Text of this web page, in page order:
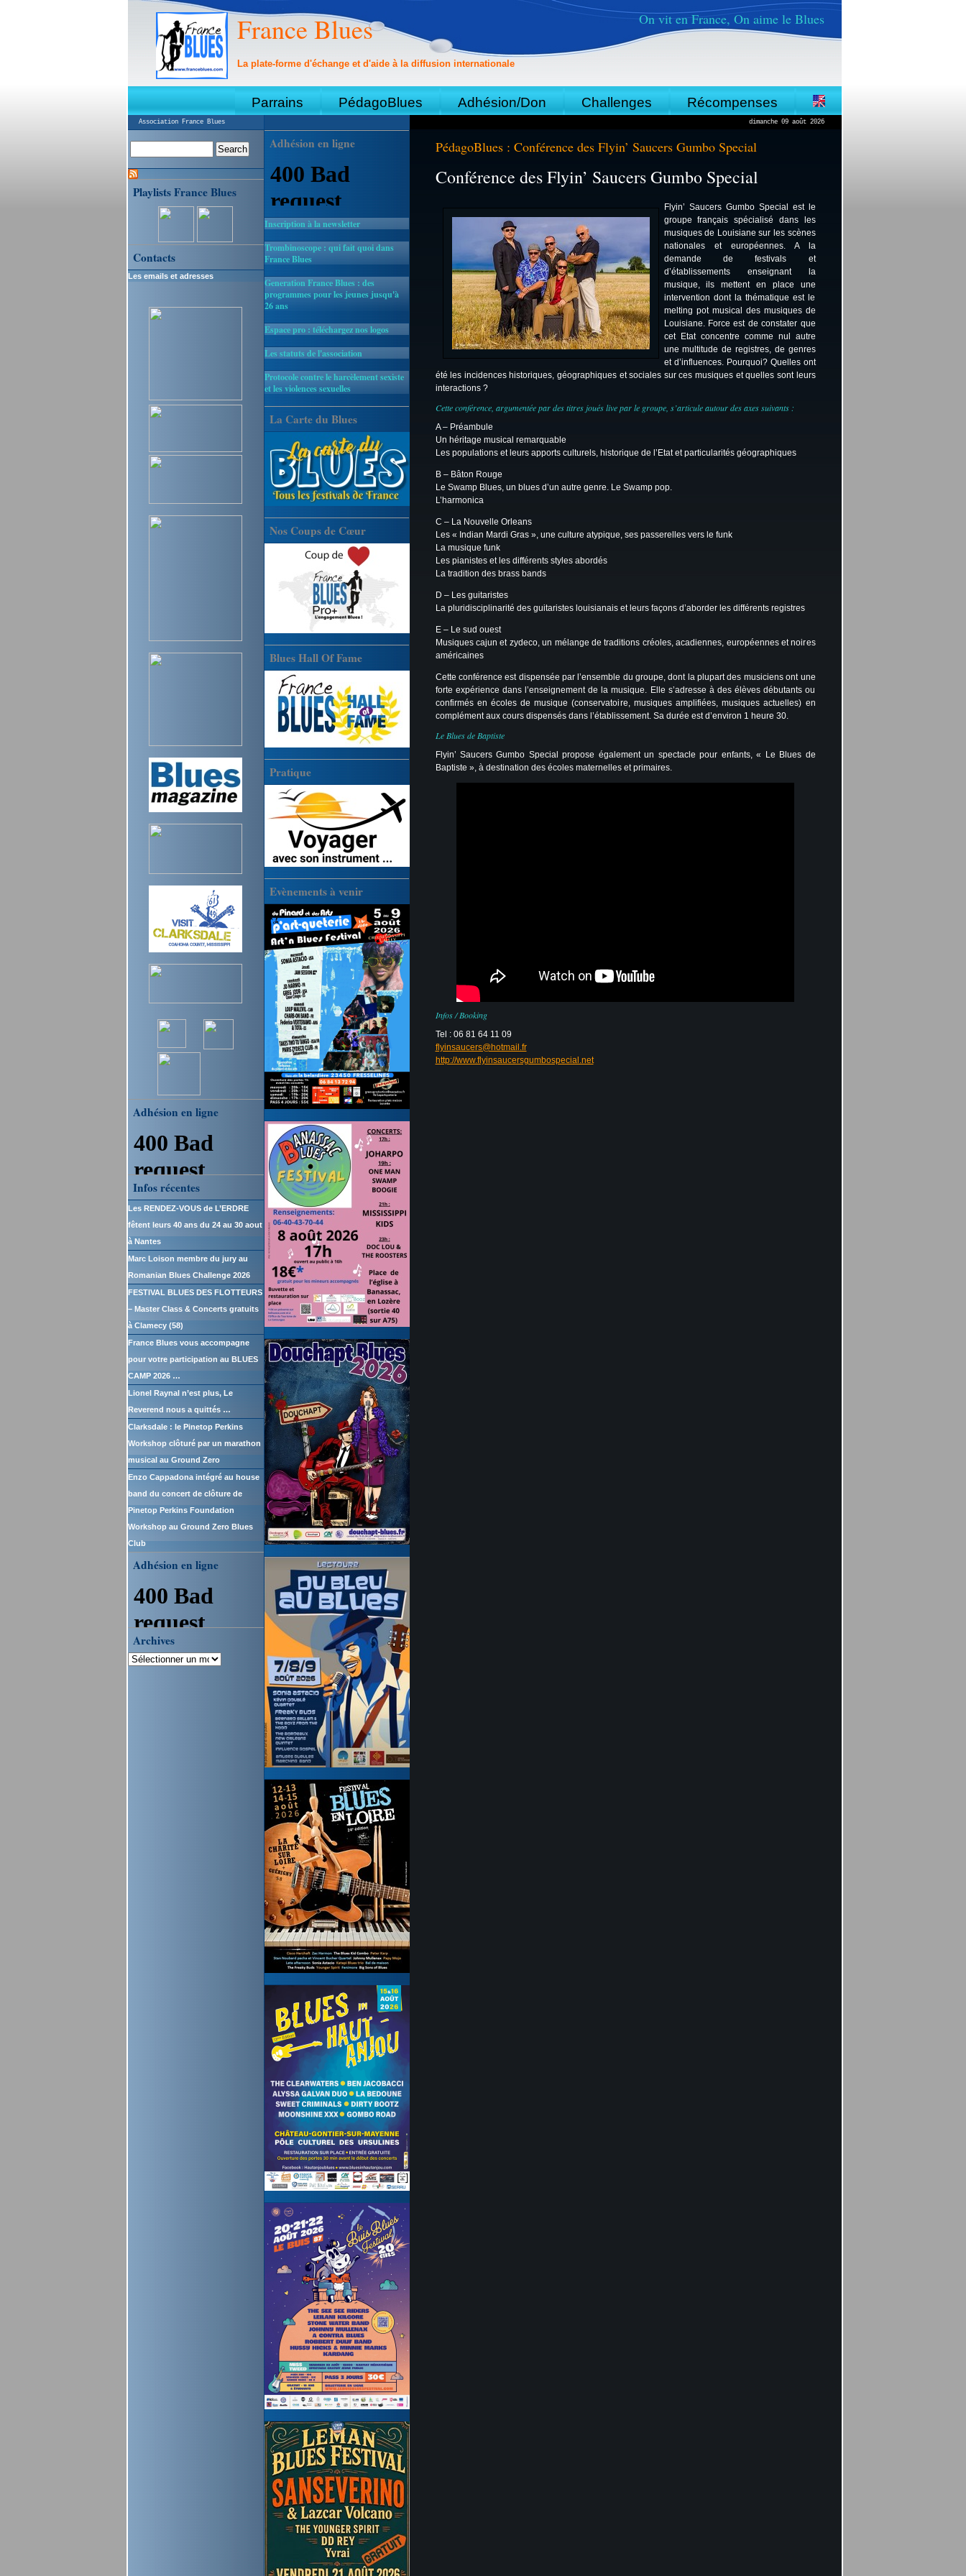
France Blues
La plate-forme d'échange et d'aide à la diffusion internationale
On vit en France, On aime le Blues
Parrains PédagoBlues Adhésion/Don Challenges Récompenses
Association France Blues dimanche 09 août 2026
PédagoBlues : Conférence des Flyin’ Saucers Gumbo Special
Conférence des Flyin’ Saucers Gumbo Special
Flyin’ Saucers Gumbo Special est le
groupe français spécialisé dans les
musiques de Louisiane sur les scènes
nationales et européennes. A la
demande de festivals et
d’établissements enseignant la
musique, ils mettent en place une
intervention dont la thématique est le
melting pot musical des musiques de
Louisiane. Force est de constater que
cet Etat concentre comme nul autre
une multitude de registres, de genres
et d’influences. Pourquoi? Quelles ont
été les incidences historiques, géographiques et sociales sur ces musiques et quelles sont leurs
interactions ?
Cette conférence, argumentée par des titres joués live par le groupe, s’articule autour des axes suivants :
A – Préambule
Un héritage musical remarquable
Les populations et leurs apports culturels, historique de l’Etat et particularités géographiques
B – Bâton Rouge
Le Swamp Blues, un blues d’un autre genre. Le Swamp pop.
L’harmonica
C – La Nouvelle Orleans
Les « Indian Mardi Gras », une culture atypique, ses passerelles vers le funk
La musique funk
Les pianistes et les différents styles abordés
La tradition des brass bands
D – Les guitaristes
La pluridisciplinarité des guitaristes louisianais et leurs façons d’aborder les différents registres
E – Le sud ouest
Musiques cajun et zydeco, un mélange de traditions créoles, acadiennes, européennes et noires
américaines
Cette conférence est dispensée par l’ensemble du groupe, dont la plupart des musiciens ont une
forte expérience dans l’enseignement de la musique. Elle s’adresse à des élèves débutants ou
confirmés en écoles de musique (conservatoire, musiques amplifiées, musiques actuelles) en
complément aux cours dispensés dans l’établissement. Sa durée est d’environ 1 heure 30.
Le Blues de Baptiste
Flyin’ Saucers Gumbo Special propose également un spectacle pour enfants, « Le Blues de
Baptiste », à destination des écoles maternelles et primaires.
Infos / Booking
Tel : 06 81 64 11 09
flyinsaucers@hotmail.fr
http://www.flyinsaucersgumbospecial.net
Adhésion en ligne
Inscription à la newsletter
Trombinoscope : qui fait quoi dans
France Blues
Generation France Blues : des
programmes pour les jeunes jusqu'à
26 ans
Espace pro : téléchargez nos logos
Les statuts de l'association
Protocole contre le harcèlement sexiste
et les violences sexuelles
La Carte du Blues
Nos Coups de Cœur
Blues Hall Of Fame
Pratique
Evènements à venir
Playlists France Blues
Contacts
Les emails et adresses
Adhésion en ligne
Infos récentes
Les RENDEZ-VOUS de L’ERDRE
fêtent leurs 40 ans du 24 au 30 aout
à Nantes
Marc Loison membre du jury au
Romanian Blues Challenge 2026
FESTIVAL BLUES DES FLOTTEURS
– Master Class & Concerts gratuits
à Clamecy (58)
France Blues vous accompagne
pour votre participation au BLUES
CAMP 2026 …
Lionel Raynal n’est plus, Le
Reverend nous a quittés …
Clarksdale : le Pinetop Perkins
Workshop clôturé par un marathon
musical au Ground Zero
Enzo Cappadona intégré au house
band du concert de clôture de
Pinetop Perkins Foundation
Workshop au Ground Zero Blues
Club
Adhésion en ligne
Archives